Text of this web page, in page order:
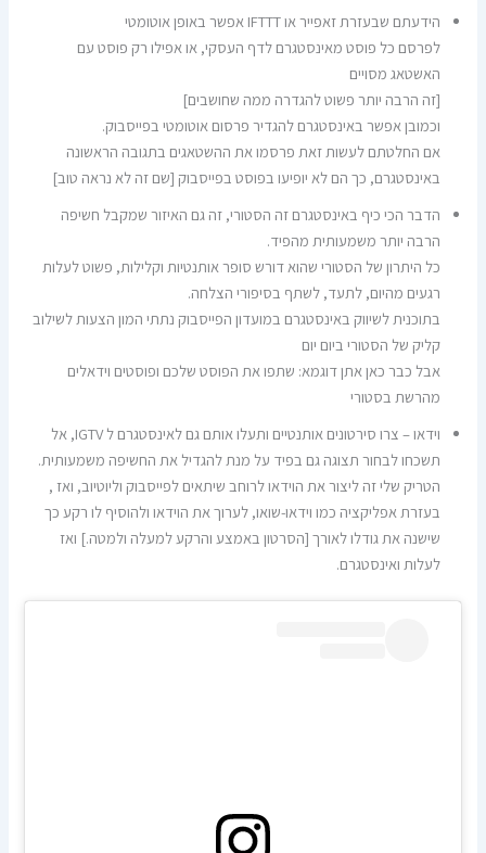
הידעתם שבעזרת זאפייר או IFTTT אפשר באופן אוטומטי
לפרסם כל פוסט מאינסטגרם לדף העסקי, או אפילו רק פוסט עם
האשטאג מסויים
[זה הרבה יותר פשוט להגדרה ממה שחושבים]
וכמובן אפשר באינסטגרם להגדיר פרסום אוטומטי בפייסבוק.
אם החלטתם לעשות זאת פרסמו את ההשטאגים בתגובה הראשונה
באינסטגרם, כך הם לא יופיעו בפוסט בפייסבוק [שם זה לא נראה טוב]
הדבר הכי כיף באינסטגרם זה הסטורי, זה גם האיזור שמקבל חשיפה
הרבה יותר משמעותית מהפיד.
כל היתרון של הסטורי שהוא דורש סופר אותנטיות וקלילות, פשוט לעלות
רגעים מהיום, לתעד, לשתף בסיפורי הצלחה.
בתוכנית לשיווק באינסטגרם במועדון הפייסבוק נתתי המון הצעות לשילוב
קליק של הסטורי ביום יום
אבל כבר כאן אתן דוגמא: שתפו את הפוסט שלכם ופוסטים וידאלים
מהרשת בסטורי
וידאו – צרו סירטונים אותנטיים ותעלו אותם גם לאינסטגרם ל IGTV, אל
תשכחו לבחור תצוגה גם בפיד על מנת להגדיל את החשיפה משמעותית.
הטריק שלי זה ליצור את הוידאו לרוחב שיתאים לפייסבוק וליוטיוב, ואז ,
בעזרת אפליקציה כמו וידאו-שואו, לערוך את הוידאו ולהוסיף לו רקע כך
שישנה את גודלו לאורך [הסרטון באמצע והרקע למעלה ולמטה.] ואז
לעלות ואינסטגרם.